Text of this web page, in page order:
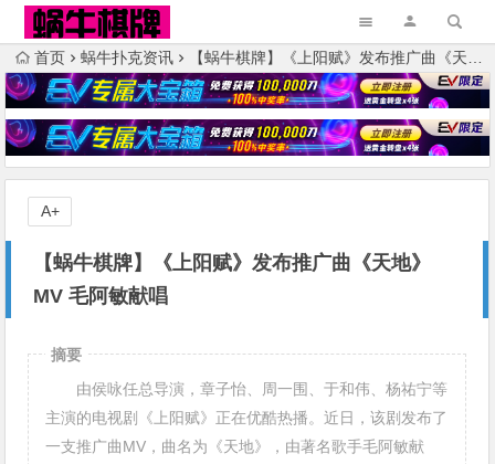
首页 蜗牛扑克资讯 【蜗牛棋牌】《上阳赋》发布推广曲《天地》MV 毛阿敏献唱
【蜗牛棋牌】《上阳赋》发布推广曲《天地》
MV 毛阿敏献唱
A+
摘要
由侯咏任总导演，章子怡、周一围、于和伟、杨祐宁等
主演的电视剧《上阳赋》正在优酷热播。近日，该剧发布了
一支推广曲MV，曲名为《天地》，由著名歌手毛阿敏献